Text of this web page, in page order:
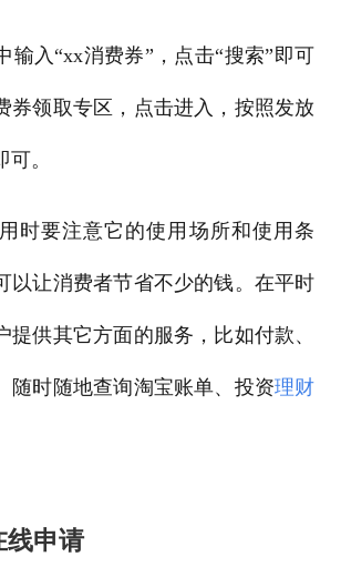
输入“xx消费券”，点击“搜索”即可
券领取专区，点击进入，按照发放
。
时要注意它的使用场所和使用条
以让消费者节省不少的钱。在平时
提供其它方面的服务，比如付款、
随时随地查询淘宝账单、投资理财
线申请